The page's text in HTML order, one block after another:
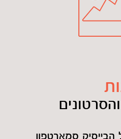
סמארטפון